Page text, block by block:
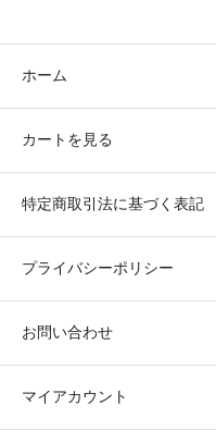
ホーム
カートを見る
特定商取引法に基づく表記
プライバシーポリシー
お問い合わせ
マイアカウント